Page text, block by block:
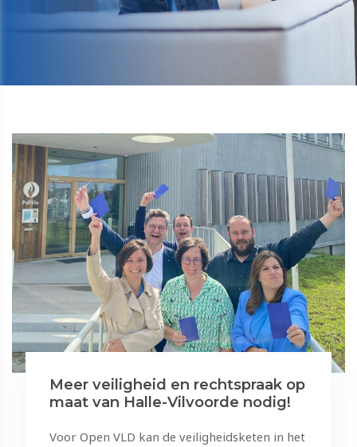
​​​​​​​Meer veiligheid en rechtspraak op
maat van Halle-Vilvoorde nodig!
Voor Open VLD kan de veiligheidsketen in het